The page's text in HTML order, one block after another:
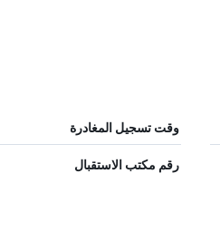
وقت تسجيل المغادرة
رقم مكتب الاستقبال